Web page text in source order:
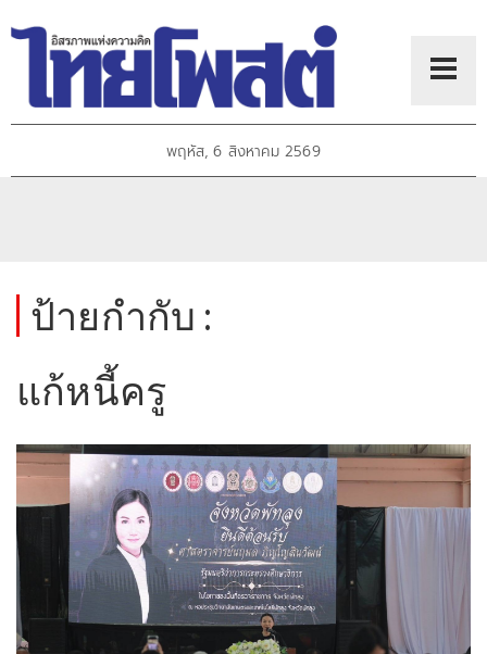
พฤหัส, 6 สิงหาคม 2569
ป้ายกำกับ :
แก้หนี้ครู